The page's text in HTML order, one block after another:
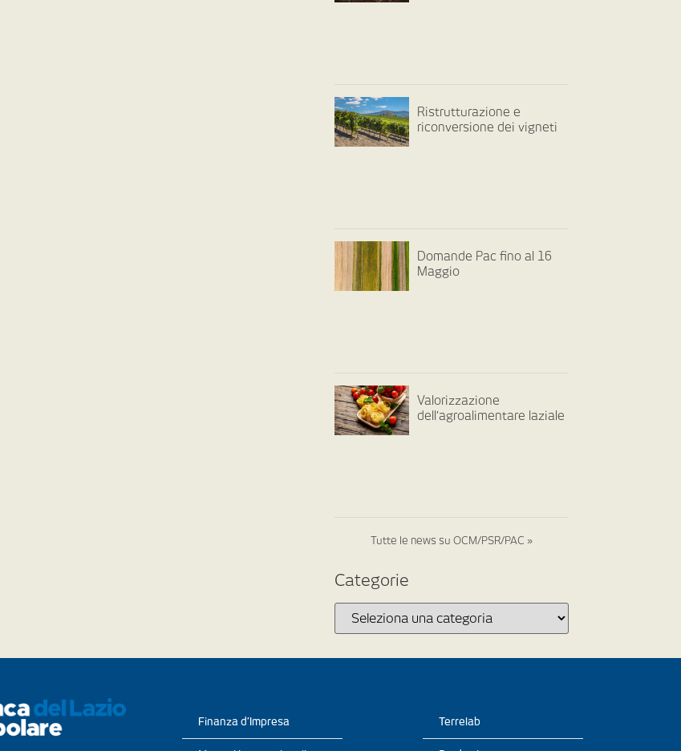
Ristrutturazione e
riconversione dei vigneti
Domande Pac fino al 16
Maggio
Valorizzazione
dell’agroalimentare laziale
Tutte le news su OCM/PSR/PAC »
Categorie
Finanza d’Impresa Terrelab